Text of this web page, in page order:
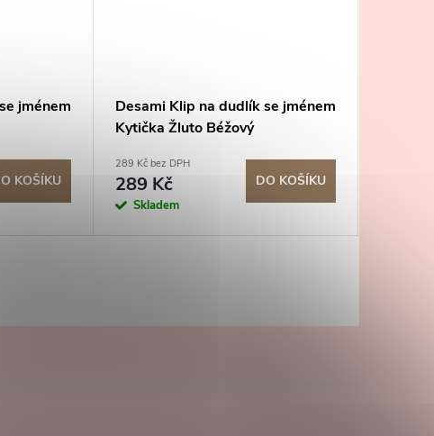
jménem
KOŠÍKU
Desami Klip na dudlík se jménem
Kytička Žluto Béžový
289 Kč bez DPH
289 Kč
Skladem
DO KOŠÍKU